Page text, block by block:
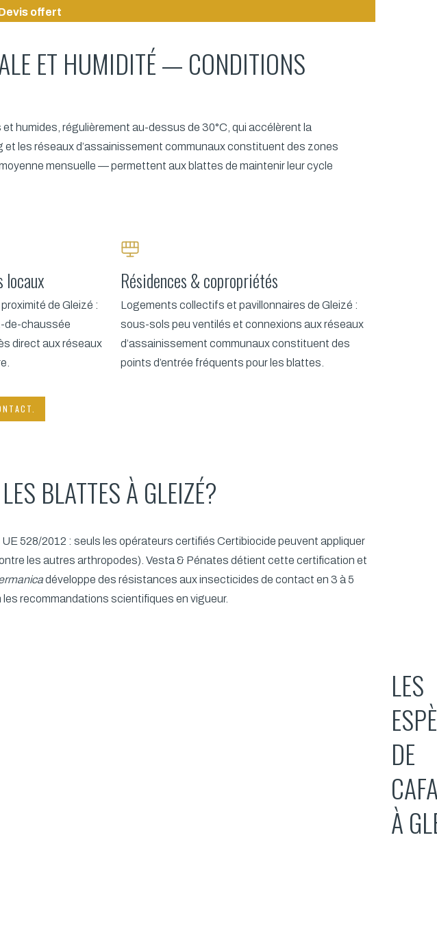
offert
ET HUMIDITÉ — CONDITIONS
humides, régulièrement au-dessus de 30°C, qui accélèrent la
les réseaux d’assainissement communaux constituent des zones
mensuelle — permettent aux blattes de maintenir leur cycle
locaux
de Gleizé :
de-chaussée
direct aux réseaux
Résidences & copropriétés
Logements collectifs et pavillonnaires de Gleizé :
sous-sols peu ventilés et connexions aux réseaux
d’assainissement communaux constituent des
points d’entrée fréquents pour les blattes.
BLATTES À GLEIZÉ?
528/2012 : seuls les opérateurs certifiés Certibiocide peuvent appliquer
les autres arthropodes). Vesta & Pénates détient cette certification et
développe des résistances aux insecticides de contact en 3 à 5
recommandations scientifiques en vigueur.
LES
DE
À